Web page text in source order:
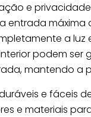
e
entrada máxima
a
podem ser
mantendo a
e fáceis
e materiais